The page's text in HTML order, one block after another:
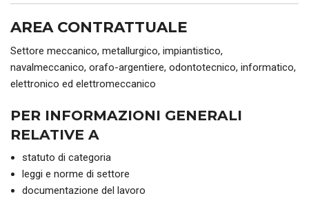
AREA CONTRATTUALE
Settore meccanico, metallurgico, impiantistico,
navalmeccanico, orafo-argentiere, odontotecnico, informatico,
elettronico ed elettromeccanico
PER INFORMAZIONI GENERALI
RELATIVE A
statuto di categoria
leggi e norme di settore
documentazione del lavoro